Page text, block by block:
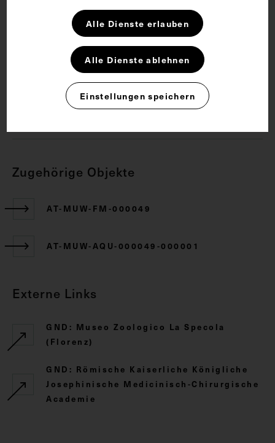
Bauchmuskulatur
Hoden
Zugehörige Objekte
AT-MUW-FM-000049
AT-MUW-AQU-000049-000001
Externe Links
GND: Museo Zoologico La Specola
(Florenz)
GND: Römische Kaiserliche Königliche
Josephinische Medicinisch-Chirurgische
Academie
Alle Dienste erlauben
Alle Dienste ablehnen
Einstellungen speichern